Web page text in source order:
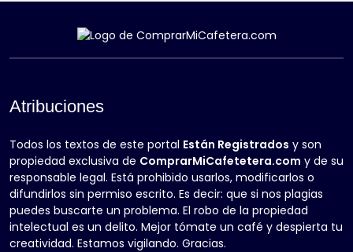
Atribuciones
Todos los textos de este portal Están Registrados y son
propiedad exclusiva de ComprarMiCafetetera.com y de su
responsable legal. Está prohibido usarlos, modificarlos o
difundirlos sin permiso escrito. Es decir: que si nos plagias
puedes buscarte un problema. El robo de la propiedad
intelectual es un delito. Mejor tómate un café y despierta tu
creatividad. Estamos vigilando. Gracias.